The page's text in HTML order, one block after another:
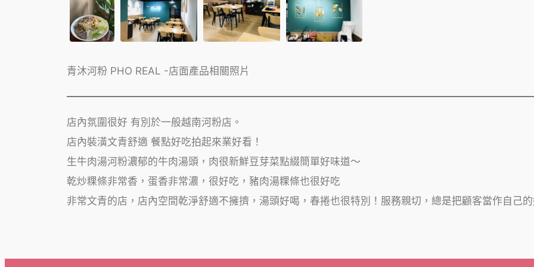
青沐河粉 PHO REAL -店面產品相關照片
店內氛圍很好 有別於一般越南河粉店。
店內裝潢文青舒適 餐點好吃拍起來業好看！
生牛肉湯河粉濃郁的牛肉湯頭，肉很新鮮豆芽菜點綴簡單好味道～
乾炒粿條非常香，蛋香非常濃，很好吃，豬肉湯粿條也很好吃
非常文青的店，店內空間乾淨舒適不擁擠，湯頭好喝，春捲也很特別！服務親切，總是把顧客當作自己